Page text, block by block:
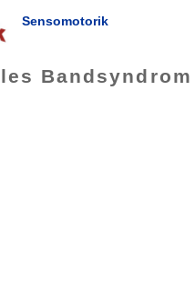
Sensomotorik
Bandsyndrom